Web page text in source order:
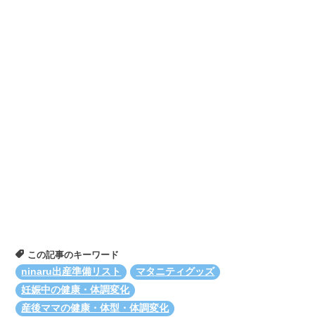
この記事のキーワード
ninaru出産準備リスト
マタニティグッズ
妊娠中の健康・体調変化
産後ママの健康・体型・体調変化